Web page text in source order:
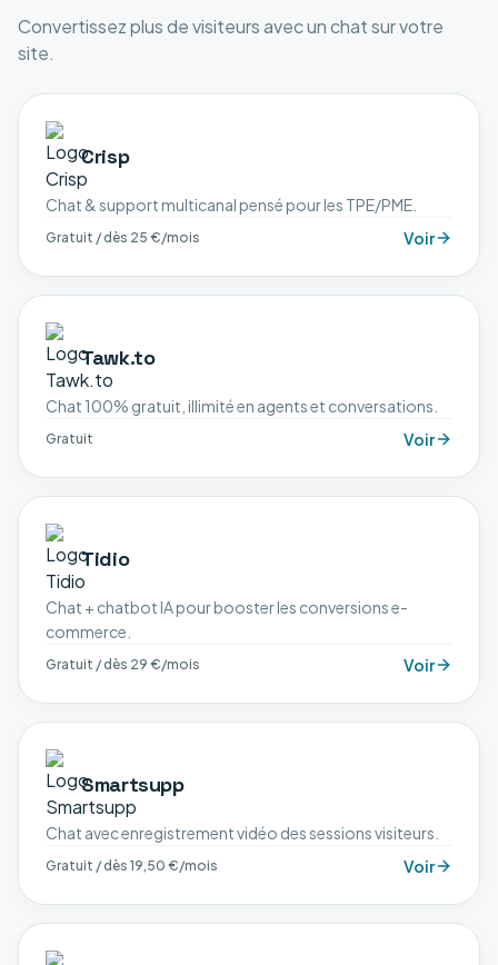
Convertissez plus de visiteurs avec un chat sur votre
site.
Crisp
Chat & support multicanal pensé pour les TPE/PME.
Gratuit / dès 25 €/mois Voir
Tawk.to
Chat 100% gratuit, illimité en agents et conversations.
Gratuit Voir
Tidio
Chat + chatbot IA pour booster les conversions e-
commerce.
Gratuit / dès 29 €/mois Voir
Smartsupp
Chat avec enregistrement vidéo des sessions visiteurs.
Gratuit / dès 19,50 €/mois Voir